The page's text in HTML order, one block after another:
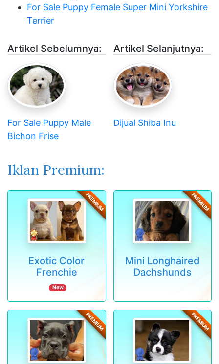
For Sale Puppy Female Super Mini Yorkshire
Terrier
Artikel Sebelumnya:
For Sale Puppy Male
Bichon Frise
Artikel Selanjutnya:
Dijual Shiba Inu
Iklan Premium:
PREMIUM
Exotic Color
Frenchie
New
PREMIUM
Mini Longhaired
Dachshunds
PREMIUM PREMIUM